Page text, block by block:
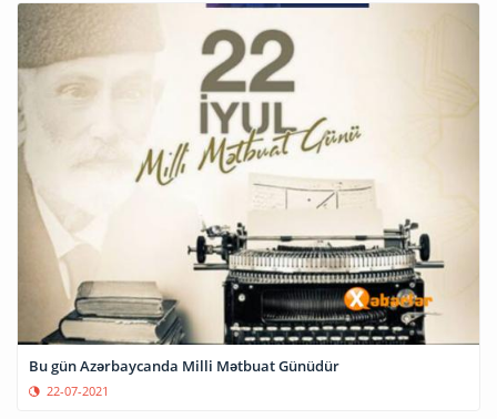
Bu gün Azərbaycanda Milli Mətbuat Günüdür
22-07-2021